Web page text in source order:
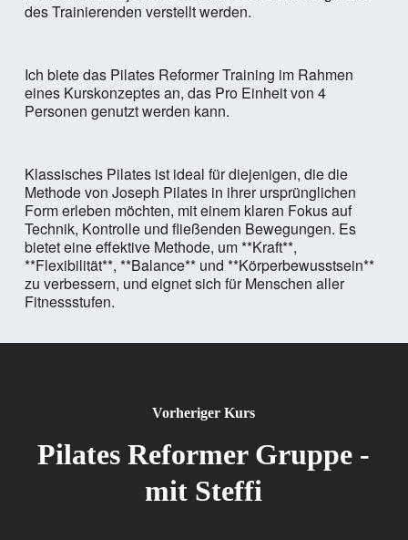
des Trainierenden verstellt werden.
Ich biete das Pilates Reformer Training im Rahmen
eines Kurskonzeptes an, das Pro Einheit von 4
Personen genutzt werden kann.
Klassisches Pilates ist ideal für diejenigen, die die
Methode von Joseph Pilates in ihrer ursprünglichen
Form erleben möchten, mit einem klaren Fokus auf
Technik, Kontrolle und fließenden Bewegungen. Es
bietet eine effektive Methode, um **Kraft**,
**Flexibilität**, **Balance** und **Körperbewusstsein**
zu verbessern, und eignet sich für Menschen aller
Fitnessstufen.
Vorheriger Kurs
Pilates Reformer Gruppe -
mit Steffi